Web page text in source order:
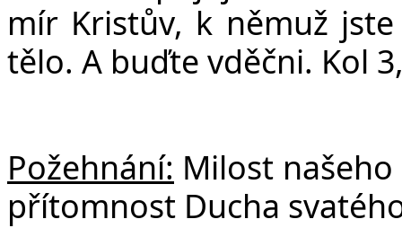
mír Kristův, k němuž
tělo. A buďte vděčni. Kol
Požehnání: Milost našeho
přítomnost Ducha